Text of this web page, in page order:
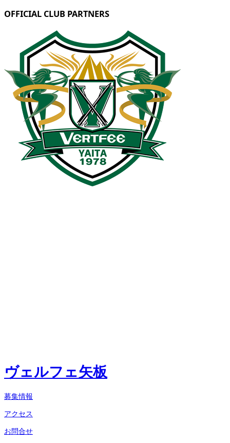
OFFICIAL CLUB PARTNERS
ヴェルフェ矢板
募集情報
アクセス
お問合せ